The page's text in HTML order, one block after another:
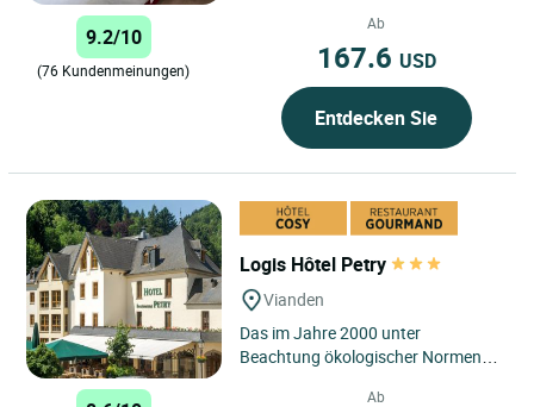
nahe dem Bahnhof, einem...
9.2/10
(76 Kundenmeinungen)
Ab
167.6 USD
Entdecken Sie
Logis Hôtel Petry
Vianden
Das im Jahre 2000 unter
Beachtung ökologischer Normen
Ab